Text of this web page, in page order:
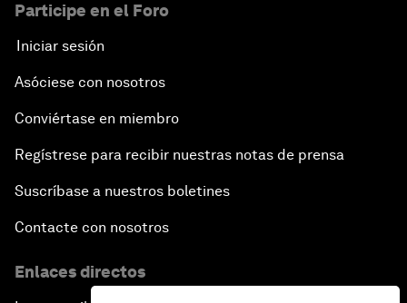
Participe en el Foro
Iniciar sesión
Asóciese con nosotros
Conviértase en miembro
Regístrese para recibir nuestras notas de prensa
Suscríbase a nuestros boletines
Contacte con nosotros
Enlaces directos